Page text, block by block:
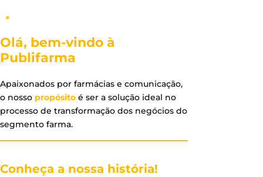
Olá, bem-vindo à
Publifarma
Apaixonados por farmácias e comunicação,
o nosso propósito é ser a solução ideal no
processo de transformação dos negócios do
segmento farma.
Conheça a nossa história!